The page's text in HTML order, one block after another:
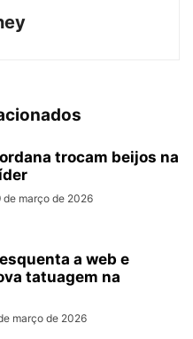
trocam beijos na
de março de 2026
a web e
tatuagem na
março de 2026